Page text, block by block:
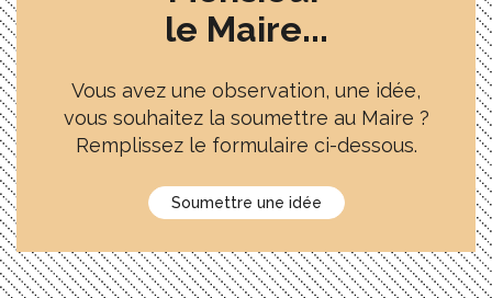
le Maire...
Vous avez une observation, une idée,
vous souhaitez la soumettre au Maire ?
Remplissez le formulaire ci-dessous.
Soumettre une idée